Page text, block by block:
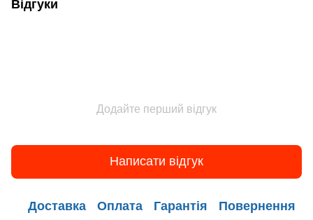
Відгуки
Додайте перший відгук
Написати відгук
Доставка Оплата Гарантія Повернення